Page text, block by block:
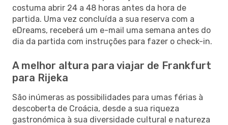
costuma abrir 24 a 48 horas antes da hora de
partida. Uma vez concluída a sua reserva com a
eDreams, receberá um e-mail uma semana antes do
dia da partida com instruções para fazer o check-in.
A melhor altura para viajar de Frankfurt
para Rijeka
São inúmeras as possibilidades para umas férias à
descoberta de Croácia, desde a sua riqueza
gastronómica à sua diversidade cultural e natureza